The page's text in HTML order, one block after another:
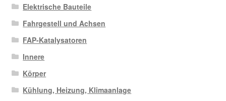
Elektrische Bauteile
Fahrgestell und Achsen
FAP-Katalysatoren
Innere
Körper
Kühlung, Heizung, Klimaanlage